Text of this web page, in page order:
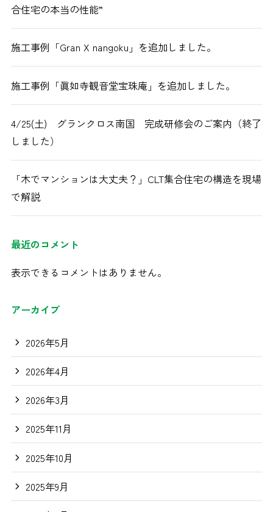
合住宅の本当の性能”
施工事例「Gran X nangoku」を追加しました。
施工事例「眞如寺観音堂宝珠庵」を追加しました。
4/25(土) グランクロス南国 完成研修会のご案内（終了
しました）
「木でマンションは大丈夫？」CLT集合住宅の構造を現場
で解説
最近のコメント
表示できるコメントはありません。
アーカイブ
2026年5月
2026年4月
2026年3月
2025年11月
2025年10月
2025年9月